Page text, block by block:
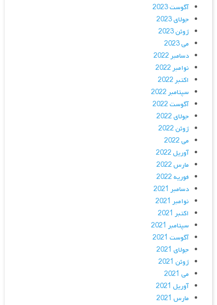
آگوست 2023
جولای 2023
ژوئن 2023
می 2023
دسامبر 2022
نوامبر 2022
اکتبر 2022
سپتامبر 2022
آگوست 2022
جولای 2022
ژوئن 2022
می 2022
آوریل 2022
مارس 2022
فوریه 2022
دسامبر 2021
نوامبر 2021
اکتبر 2021
سپتامبر 2021
آگوست 2021
جولای 2021
ژوئن 2021
می 2021
آوریل 2021
مارس 2021